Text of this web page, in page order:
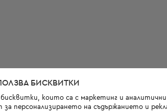
БИСКВИТКИ
които са с маркетинг и
персонализирането на съдържанието и